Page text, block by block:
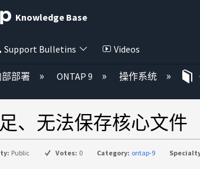
Knowledge Base
Support Bulletins Videos
局层次
部部署 ONTAP 9 操作系统
、无法保存核心文件
Public Votes: 0 Category: ontap-9